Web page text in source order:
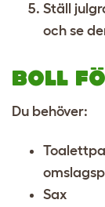
Ställ
och se
BOLL
Du behöver:
Sax